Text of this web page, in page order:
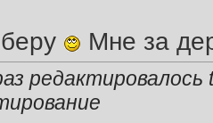
Мне за